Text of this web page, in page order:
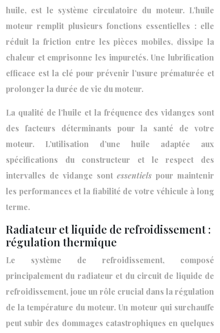
huile, est le système circulatoire du moteur. L’huile
moteur remplit plusieurs fonctions essentielles : elle
réduit la friction entre les pièces mobiles, dissipe la
chaleur et emprisonne les impuretés. Une lubrification
efficace est la clé pour prévenir l’usure prématurée et
prolonger la durée de vie du moteur.
La qualité de l’huile et la fréquence des vidanges sont
des facteurs déterminants pour la santé de votre
moteur. L’utilisation d’une huile adaptée aux
spécifications du constructeur et le respect des
intervalles de vidange sont essentiels pour maintenir
les performances et la fiabilité de votre véhicule à long
terme.
Radiateur et liquide de refroidissement :
régulation thermique
Le système de refroidissement, composé
principalement du radiateur et du circuit de liquide de
refroidissement, joue un rôle crucial dans la régulation
de la température du moteur. Un moteur qui surchauffe
peut subir des dommages catastrophiques en quelques